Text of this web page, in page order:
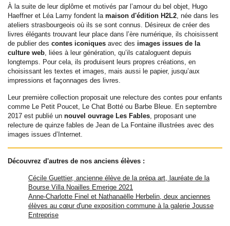
À la suite de leur diplôme et motivés par l’amour du bel objet, Hugo
Haeffner et Léa Lamy fondent la maison d'édition H2L2, née dans les
ateliers strasbourgeois où ils se sont connus. Désireux de créer des
livres élégants trouvant leur place dans l’ère numérique, ils choisissent
de publier des contes iconiques avec des images issues de la
culture web, liées à leur génération, qu’ils cataloguent depuis
longtemps. Pour cela, ils produisent leurs propres créations, en
choisissant les textes et images, mais aussi le papier, jusqu’aux
impressions et façonnages des livres.
Leur première collection proposait une relecture des contes pour enfants
comme Le Petit Poucet, Le Chat Botté ou Barbe Bleue. En septembre
2017 est publié un nouvel ouvrage Les Fables, proposant une
relecture de quinze fables de Jean de La Fontaine illustrées avec des
images issues d’Internet.
Découvrez d'autres de nos anciens élèves :
Cécile Guettier, ancienne élève de la prépa art, lauréate de la
Bourse Villa Noailles Emerige 2021
Anne-Charlotte Finel et Nathanaëlle Herbelin, deux anciennes
élèves au cœur d'une exposition commune à la galerie Jousse
Entreprise